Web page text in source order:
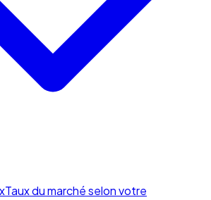
Taux du marché selon votre